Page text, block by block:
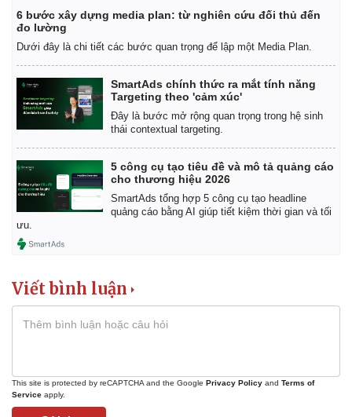
6 bước xây dựng media plan: từ nghiên cứu đối thủ đến
đo lường
Dưới đây là chi tiết các bước quan trọng để lập một Media Plan.
SmartAds chính thức ra mắt tính năng
Targeting theo 'cảm xúc'
Đây là bước mở rộng quan trọng trong hệ sinh
thái contextual targeting.
5 công cụ tạo tiêu đề và mô tả quảng cáo
cho thương hiệu 2026
SmartAds tổng hợp 5 công cụ tạo headline
quảng cáo bằng AI giúp tiết kiệm thời gian và tối
ưu.
Viết bình luận
This site is protected by reCAPTCHA and the Google Privacy Policy and Terms of
Service apply.